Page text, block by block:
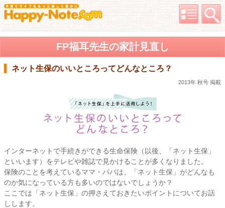
FP福耳先生の家計見直し
ネット生保のいいところってどんなところ？
2013年 秋号 掲載
インターネットで手続きができる生命保険（以後、「ネット生保」
といいます）をテレビや雑誌で見かけることが多くなりました。
保険のことを考えているママ・パパは、「ネット生保」がどんなも
のか気になっている方も多いのではないでしょうか？
ここでは「ネット生保」の押さえておきたいポイントについてお話
しします。